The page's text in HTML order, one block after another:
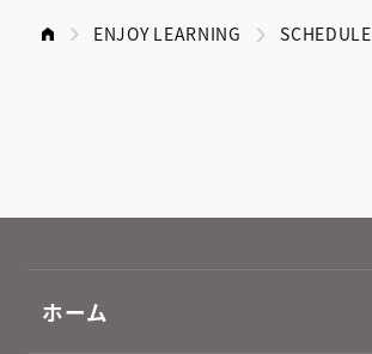
ENJOY LEARNING SCHEDULE
ホーム